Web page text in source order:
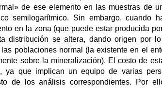
de ese elemento en las muestras de
semilogarítmico. Sin embargo, cuando
en la zona (que puede estar producida
distribución se altera, dando origen por
poblaciones normal (la existente en el
sobre la mineralización). El costo de
ya que implican un equipo de varias
de los análisis correspondientes. Por